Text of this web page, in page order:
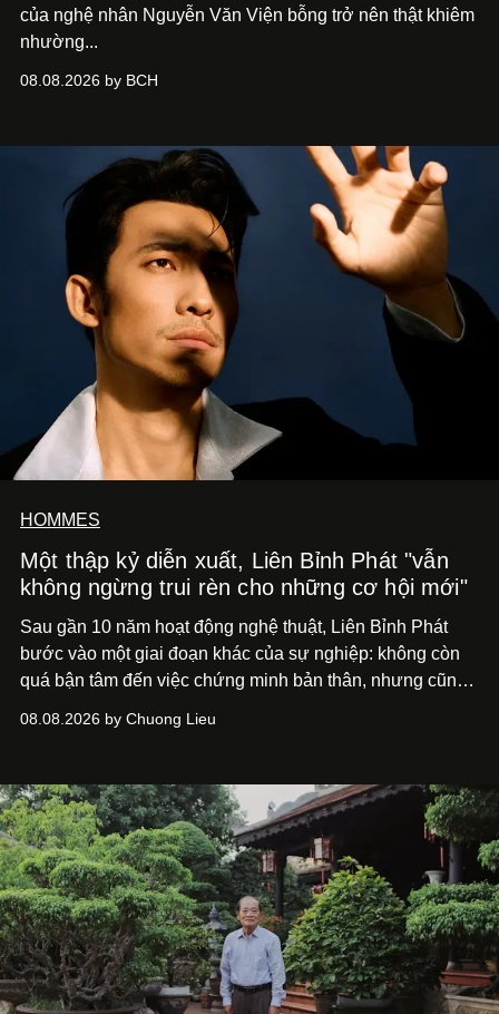
của nghệ nhân Nguyễn Văn Viện bỗng trở nên thật khiêm
nhường...
08.08.2026 by BCH
HOMMES
Một thập kỷ diễn xuất, Liên Bỉnh Phát "vẫn
không ngừng trui rèn cho những cơ hội mới"
Sau gần 10 năm hoạt động nghệ thuật, Liên Bỉnh Phát
bước vào một giai đoạn khác của sự nghiệp: không còn
quá bận tâm đến việc chứng minh bản thân, nhưng cũng
phim điện ảnh trong nửa đầu 2026 đến hành trình trở lại
bằng một tâm thế điềm tĩnh hơn. Anh tiếp tục học hỏi, trau
dồi và chờ đợi những vai diễn đủ sức đưa mình đến
những vùng đất mới. Ở tuổi ngoài 30, điều anh theo đuổi
không phải những đích đến quá lớn, mà là khả năng luôn
tiến về phía trước.
08.08.2026 by Chuong Lieu